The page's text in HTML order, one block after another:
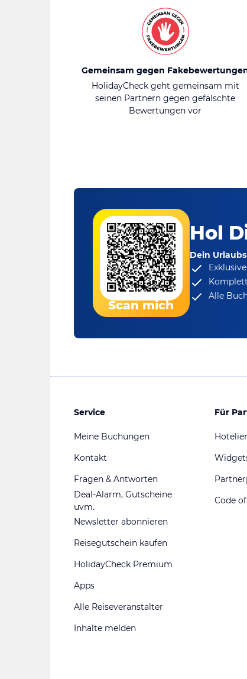
Gemeinsam gegen
HolidayCheck geht gemeinsam mit
seinen Partnern gegen gefälschte
Bewertungen vor
Scan mich
Hol
Dein
Alle
Service
Meine Buchungen
Kontakt
Fragen & Antworten
Deal-Alarm, Gutscheine
uvm.
Newsletter abonnieren
Reisegutschein kaufen
HolidayCheck Premium
Apps
Alle Reiseveranstalter
Inhalte melden
Für
Code